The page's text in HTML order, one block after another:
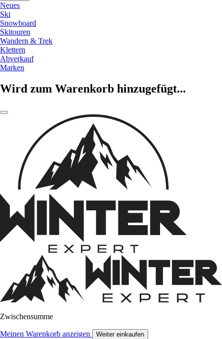
Neues
Ski
Snowboard
Skitouren
Wandern & Trek
Klettern
Abverkauf
Marken
Wird zum Warenkorb hinzugefügt...
Zwischensumme
Meinen Warenkorb anzeigen Weiter einkaufen